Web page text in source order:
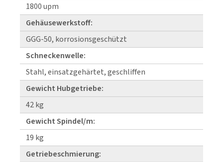
1800 upm
Gehäusewerkstoff:
GGG-50, korrosionsgeschützt
Schneckenwelle:
Stahl, einsatzgehärtet, geschliffen
Gewicht Hubgetriebe:
42 kg
Gewicht Spindel/m:
19 kg
Getriebeschmierung: